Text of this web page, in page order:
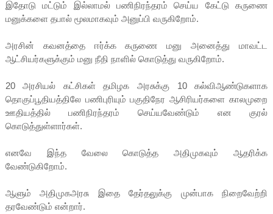
இதோடு மட்டும் இல்லாமல் பணிநிரந்தரம் செய்ய கேட்டு கருணை
மனுக்களை தபால் மூலமாகவும் அனுப்பி வருகிறோம்.
அரசின் கவனத்தை ஈர்க்க கருணை மனு அனைத்து மாவட்ட
ஆட்சியர்களுக்கும் மனு நீதி நாளில் கொடுத்து வருகிறோம்.
20 அரசியல் கட்சிகள் தமிழக அரசுக்கு 10 கல்விஆண்டுகளாக
தொகுப்பூதியத்திலே பணிபுரியும் பகுதிநேர ஆசிரியர்களை காலமுறை
ஊதியத்தில் பணிநிரந்தரம் செய்யவேண்டும் என குரல்
கொடுத்துள்ளார்கள்.
எனவே இந்த வேலை கொடுத்த அதிமுகவும் ஆதரிக்க
வேண்டுகிறோம்.
ஆளும் அதிமுகஅரசு இதை தேர்தலுக்கு முன்பாக நிறைவேற்றி
தரவேண்டும் என்றார்.